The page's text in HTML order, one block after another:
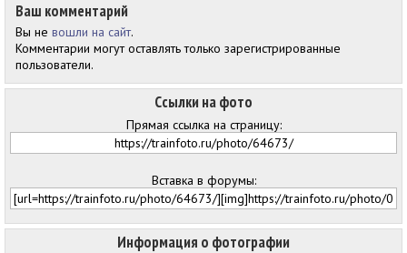
Информация о фотографии
Ссылки на фото
Прямая ссылка на страницу:
Вставка в форумы:
Ваш комментарий
Вы не вошли на сайт.
Комментарии могут оставлять только зарегистрированные
пользователи.